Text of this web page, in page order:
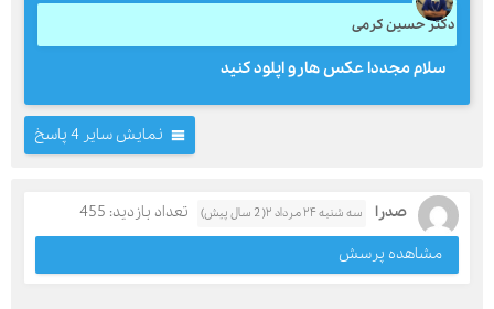
دکتر حسین کرمی
سلام مجددا عکس هارو اپلود کنید
نمایش سایر 4 پاسخ
صدرا سه شنبه ۲۴ مرداد ۲( 2 سال پیش)
تعداد بازدید: 455
مشاهده پرسش